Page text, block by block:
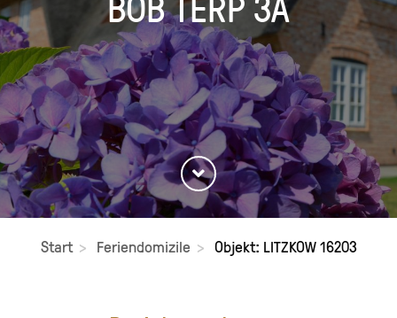
Start Feriendomizile Objekt: LITZKOW 16203